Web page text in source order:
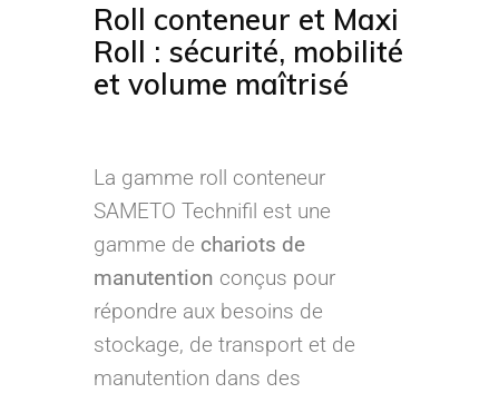
Roll conteneur et Maxi
Roll : sécurité, mobilité
et volume maîtrisé
La gamme roll conteneur
SAMETO Technifil est une
gamme de chariots de
manutention conçus pour
répondre aux besoins de
stockage, de transport et de
manutention dans des